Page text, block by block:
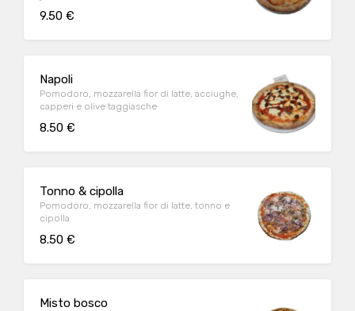
9.50 €
Napoli
Pomodoro, mozzarella fior di latte, acciughe,
capperi e olive taggiasche
8.50 €
Tonno & cipolla
Pomodoro, mozzarella fior di latte, tonno e
cipolla
8.50 €
Misto bosco